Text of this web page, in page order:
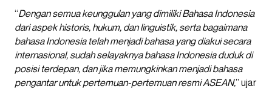
“Dengan semua keunggulan yang dimiliki Bahasa Indonesia
dari aspek historis, hukum, dan linguistik, serta bagaimana
bahasa Indonesia telah menjadi bahasa yang diakui secara
internasional, sudah selayaknya bahasa Indonesia duduk di
posisi terdepan, dan jika memungkinkan menjadi bahasa
pengantar untuk pertemuan-pertemuan resmi ASEAN,” ujar